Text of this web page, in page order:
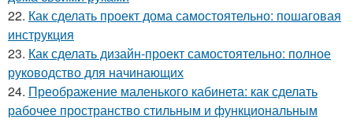
22. Как сделать проект дома самостоятельно: пошаговая
инструкция
23. Как сделать дизайн-проект самостоятельно: полное
руководство для начинающих
24. Преображение маленького кабинета: как сделать
рабочее пространство стильным и функциональным